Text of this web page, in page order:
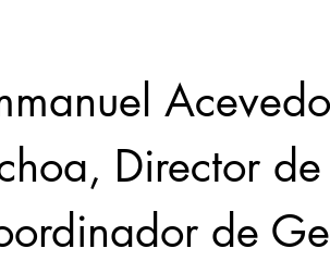
Director
de